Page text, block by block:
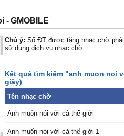
- GMOBILE
Chú ý: Số ĐT được tặng nhạc chờ
sử dụng dịch vụ nhạc chờ
Kết quả tìm kiếm "anh muon noi
giây)
Tên nhạc chờ
Anh muốn nói với cả thế giới
Anh muốn nói với cả thế giới 1